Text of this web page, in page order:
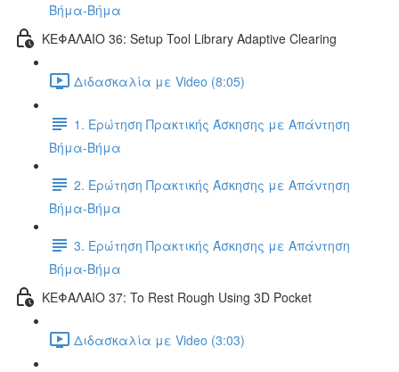
Βήμα-Βήμα
ΚΕΦΑΛΑΙΟ 36: Setup Tool Library Adaptive Clearing
Διδασκαλία με Video (8:05)
1. Ερώτηση Πρακτικής Άσκησης με Απάντηση
Βήμα-Βήμα
2. Ερώτηση Πρακτικής Άσκησης με Απάντηση
Βήμα-Βήμα
3. Ερώτηση Πρακτικής Άσκησης με Απάντηση
Βήμα-Βήμα
ΚΕΦΑΛΑΙΟ 37: To Rest Rough Using 3D Pocket
Διδασκαλία με Video (3:03)